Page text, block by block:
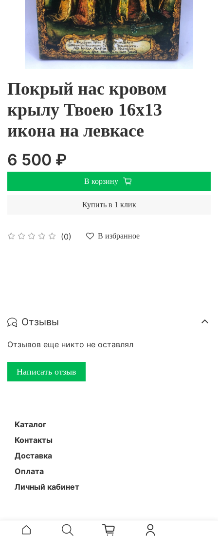
Покрый нас кровом
крылу Твоею 16х13
икона на левкасе
(0) В избранное
6 500 ₽
В корзину
Купить в 1 клик
Отзывы
Отзывов еще никто не оставлял
Написать отзыв
Каталог
Контакты
Доставка
Оплата
Личный кабинет